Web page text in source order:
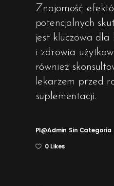
Znajomość
potencjalnych
jest kluczowa dla
i zdrowia
również
lekarzem przed
suplementacji.
Pl@admin Sin Categoría
0 Likes